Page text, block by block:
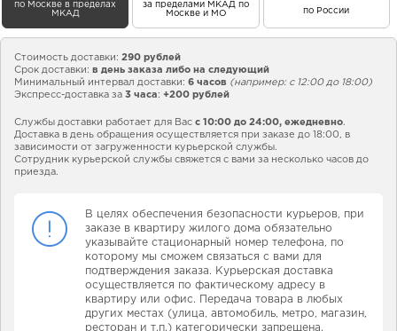
по Москве в пределах
МКАД
за пределами МКАД по
Москве и МО
по России
Стоимость доставки: 290 рублей
Срок доставки: в день заказа либо на следующий
Минимальный интервал доставки: 6 часов (например: с 12:00 до 18:00)
Экспресс-доставка за 3 часа : +200 рублей
Службы доставки работает для Вас с 10:00 до 24:00, ежедневно.
Доставка в день обращения осуществляется при заказе до 18:00, в
зависимости от загруженности курьерской службы.
Сотрудник курьерской службы свяжется с вами за несколько часов до
приезда.
В целях обеспечения безопасности курьеров, при
заказе в квартиру жилого дома обязательно
указывайте стационарный номер телефона, по
которому мы сможем связаться с вами для
подтверждения заказа. Курьерская доставка
осуществляется по фактическому адресу в
квартиру или офис. Передача товара в любых
других местах (улица, автомобиль, метро, магазин,
ресторан и т.п.) категорически запрещена.